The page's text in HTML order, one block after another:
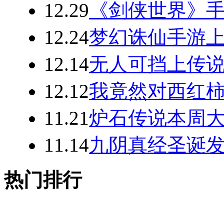
12.29 《剑侠世界》
12.24梦幻诛仙手游
12.14无人可挡上传
12.12我竟然对西红
11.21炉石传说本周
11.14九阴真经圣诞
热门排行